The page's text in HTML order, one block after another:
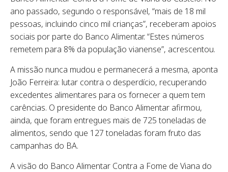
ano passado, segundo o responsável, “mais de 18 mil
pessoas, incluindo cinco mil crianças”, receberam apoios
sociais por parte do Banco Alimentar. “Estes números
remetem para 8% da população vianense”, acrescentou.
A missão nunca mudou e permanecerá a mesma, aponta
João Ferreira: lutar contra o desperdício, recuperando
excedentes alimentares para os fornecer a quem tem
carências. O presidente do Banco Alimentar afirmou,
ainda, que foram entregues mais de 725 toneladas de
alimentos, sendo que 127 toneladas foram fruto das
campanhas do BA.
A visão do Banco Alimentar Contra a Fome de Viana do